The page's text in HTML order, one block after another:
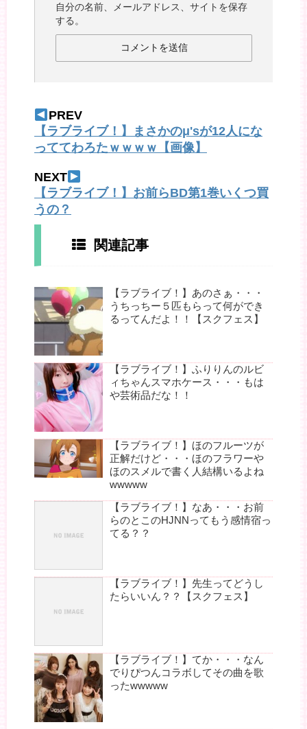
自分の名前、メールアドレス、サイトを保存
する。
PREV
【ラブライブ！】まさかのμ'sが12人にな
っててわろたｗｗｗｗ【画像】
NEXT
【ラブライブ！】お前らBD第1巻いくつ買
うの？
関連記事
【ラブライブ！】あのさぁ・・・
うちっちー５匹もらって何ができ
るってんだよ！！【スクフェス】
【ラブライブ！】ふりりんのルビ
ィちゃんスマホケース・・・もは
や芸術品だな！！
【ラブライブ！】ほのフルーツが
正解だけど・・・ほのフラワーや
ほのスメルで書く人結構いるよね
wwwww
【ラブライブ！】なあ・・・お前
らのとこのHJNNってもう感情宿っ
てる？？
【ラブライブ！】先生ってどうし
たらいいん？？【スクフェス】
【ラブライブ！】てか・・・なん
でりぴつんコラボしてその曲を歌
ったwwwww